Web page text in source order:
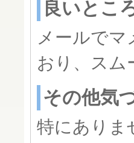
良いとこ
メールで
おり、スム
その他気
特にありま